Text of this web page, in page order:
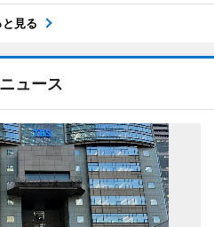
と見る
ュース